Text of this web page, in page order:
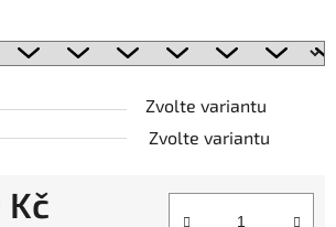
Zvolte variantu
Zvolte variantu
Kč